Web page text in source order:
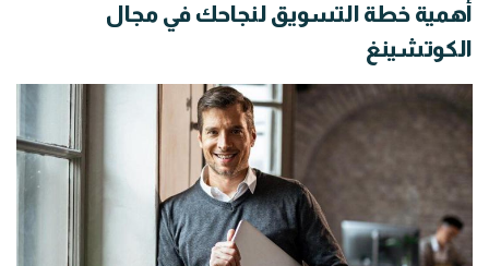
أهمية خطة التسويق لنجاحك في مجال
الكوتشينغ